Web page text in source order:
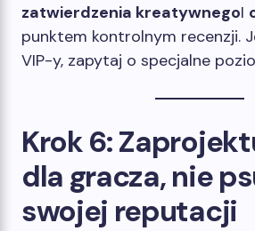
zatwierdzenia kreatywnegoI
punktem kontrolnym recenzji.
VIP-y, zapytaj o specjalne
Krok 6:
dla gracza, nie
swojej reputacji